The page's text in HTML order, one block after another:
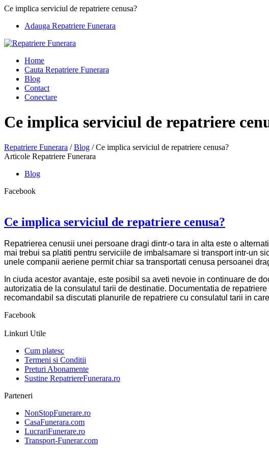
Ce implica serviciul de repatriere cenusa?
Adauga Repatriere Funerara
Home
Cauta Repatriere Funerara
Blog
Contact
Conectare
Ce implica serviciul de repatriere
Repatriere Funerara /Blog /Ce implica serviciul de repatriere cenusa?
Articole Repatriere Funerara
Blog
Facebook
Ce implica serviciul de repatriere cenusa?
Repatrierea cenusii unei persoane dragi dintr-o tara in alta este o
mai trebui sa platiti pentru serviciile de imbalsamare si transport intr-un
unele companii aeriene permit chiar sa transportati cenusa persoanei
In ciuda acestor avantaje, este posibil sa aveti nevoie in continuare de
autorizatia de la consulatul tarii de destinatie. Documentatia de
recomandabil sa discutati planurile de repatriere cu consulatul tarii in
Facebook
Linkuri Utile
Cum platesc
Termeni si Conditii
Preturi Abonamente
Sustine RepatriereFunerara.ro
Parteneri
NonStopFunerare.ro
CasaFunerara.com
LucrariFunerare.ro
Transport-Funerar.com